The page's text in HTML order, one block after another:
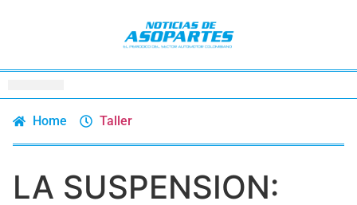
Home Taller
LA SUSPENSION: